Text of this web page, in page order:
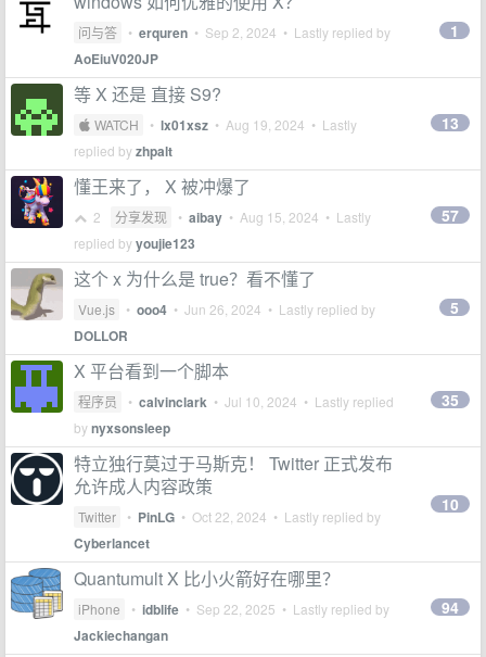
问与答 • erquren • Sep 2, 2024 • Lastly replied by
AoEiuV020JP
1
等 X 还是 直接 S9?
 WATCH • lx01xsz • Aug 19, 2024 • Lastly
replied byzhpalt
13
懂王来了， X 被冲爆了
2 分享发现 • aibay • Aug 15, 2024 • Lastly
replied byyoujie123
57
这个 x 为什么是 true？看不懂了
Vue.js • ooo4 • Jun 26, 2024 • Lastly replied by
DOLLOR
5
X 平台看到一个脚本
程序员 • calvinclark • Jul 10, 2024 • Lastly replied
bynyxsonsleep
35
特立独行莫过于马斯克！ Twitter 正式发布
允许成人内容政策
Twitter • PinLG • Oct 22, 2024 • Lastly replied by
Cyberlancet
10
Quantumult X 比小火箭好在哪里？
iPhone • idblife • Sep 22, 2025 • Lastly replied by
Jackiechangan
94